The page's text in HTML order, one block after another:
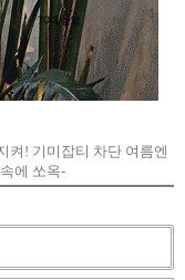
켜! 기미잡티 차단 여름엔
에 쏘옥-